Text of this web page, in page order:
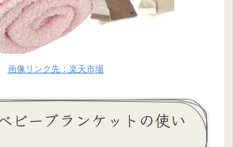
画像リンク先：楽天市場
ビーブランケットの使い